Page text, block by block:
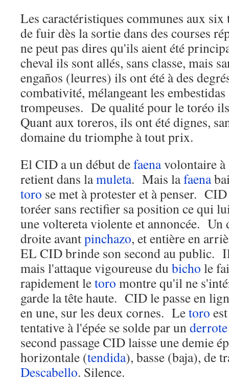
Les caractéristiques communes aux
de fuir dès la sortie dans des courses
ne peut pas dires qu'ils aient été
cheval ils sont allés, sans classe, mais
engaños (leurres) ils ont été à des
combativité, mélangeant les
trompeuses. De qualité pour le toréo
Quant aux toreros, ils ont été dignes,
domaine du triomphe à tout prix.
El CID a un début defaenavolontaire à
retient dans lamuleta. Mais lafaena
toro se met à protester et à penser.
toréer sans rectifier sa position ce qui
une voltereta violente et annoncée. Un
droite avantpinchazo, et entière en
EL CID brinde son second au public.
mais l'attaque vigoureuse du bicho le
rapidement letoro montre qu'il ne
garde la tête haute. CID le passe en
en une, sur les deux cornes. Letoro
tentative à l'épée se solde par underrote
second passage CID laisse une demie
horizontale (tendida), basse (baja), de
Descabello. Silence.